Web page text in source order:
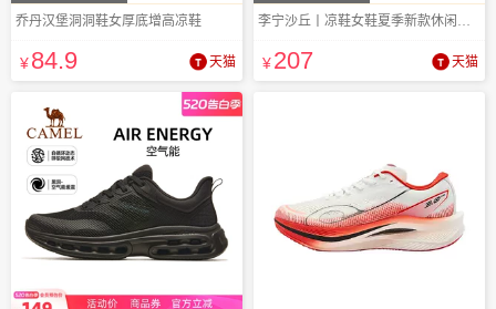
乔丹汉堡洞洞鞋女厚底增高凉鞋
¥84.9 天猫
李宁沙丘丨凉鞋女鞋夏季新款休闲鞋山系户外
¥207 天猫